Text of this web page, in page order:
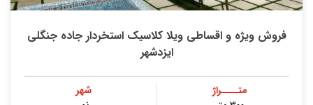
فروش ویژه و اقساطی ویلا کلاسیک استخردار جاده جنگلی
ایزدشهر
متــــراژ
شهر